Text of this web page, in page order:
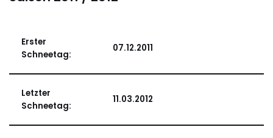
Erster
Schneetag:
07.12.2011
Letzter
Schneetag:
11.03.2012